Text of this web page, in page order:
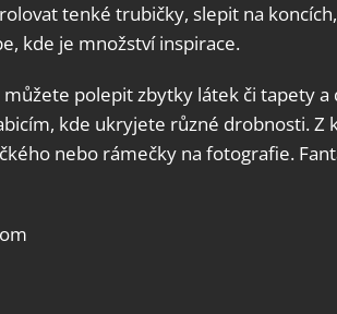
tenké trubičky, slepit na
kde je množství inspirace.
polepit zbytky látek či tapety a
kde ukryjete různé drobnosti. Z
nebo rámečky na fotografie.